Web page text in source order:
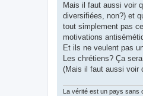
n
o
l
u
Mais il faut aussi voir
diversifiées, non?) et
tout simplement pas
motivations
Et ils ne veulent pas
Les chrétiens? Ça
(Mais il faut aussi voir
La vérité est un pays sans